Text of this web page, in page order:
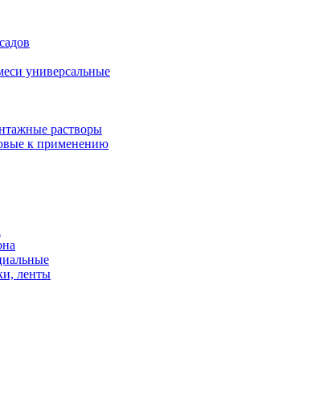
универсальные
растворы
к применению
ленты